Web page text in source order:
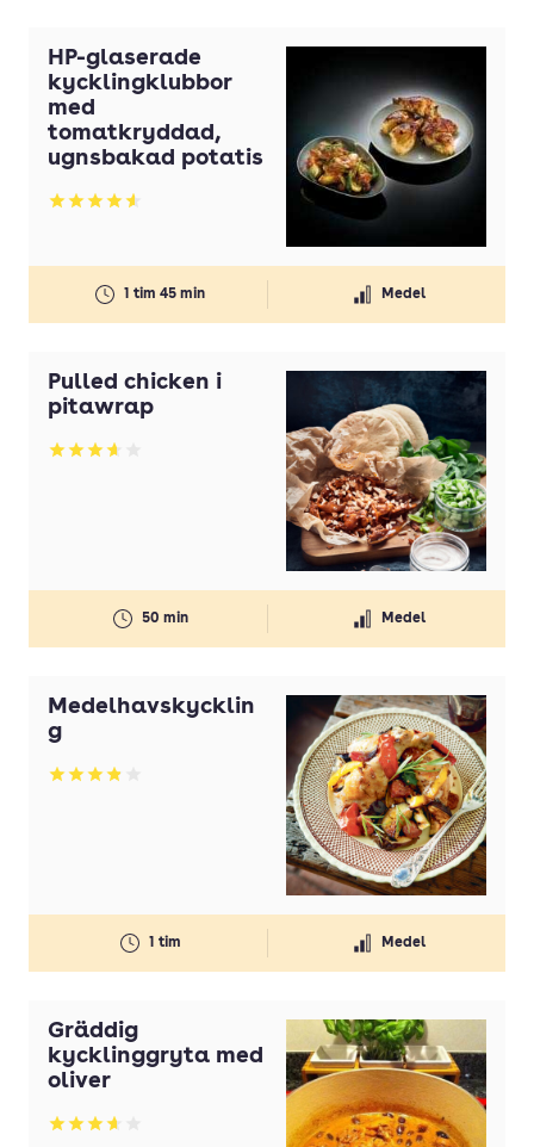
HP-glaserade
kycklingklubbor
med
tomatkryddad,
ugnsbakad potatis
Betyg: 4.56 av 5
1 tim 45 min Medel
Pulled chicken i
pitawrap
Betyg: 3.65 av 5
50 min Medel
Medelhavskycklin
g
Betyg: 3.85 av 5
1 tim Medel
Gräddig
kycklinggryta med
oliver
Betyg: 3.62 av 5